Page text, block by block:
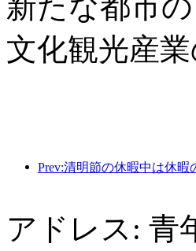
文化観光産
アドレス: 青